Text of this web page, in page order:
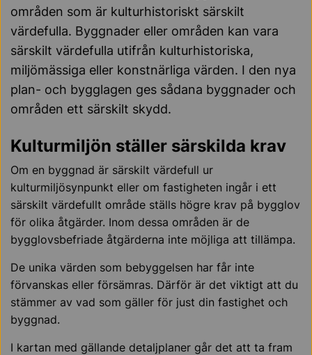
områden som är kulturhistoriskt särskilt
värdefulla. Byggnader eller områden kan vara
särskilt värdefulla utifrån kulturhistoriska,
miljömässiga eller konstnärliga värden. I den nya
plan- och bygglagen ges sådana byggnader och
områden ett särskilt skydd.
Kulturmiljön ställer särskilda krav
Om en byggnad är särskilt värdefull ur
kulturmiljösynpunkt eller om fastigheten ingår i ett
särskilt värdefullt område ställs högre krav på bygglov
för olika åtgärder. Inom dessa områden är de
bygglovsbefriade åtgärderna inte möjliga att tillämpa.
De unika värden som bebyggelsen har får inte
förvanskas eller försämras. Därför är det viktigt att du
stämmer av vad som gäller för just din fastighet och
byggnad.
I kartan med gällande detaljplaner går det att ta fram